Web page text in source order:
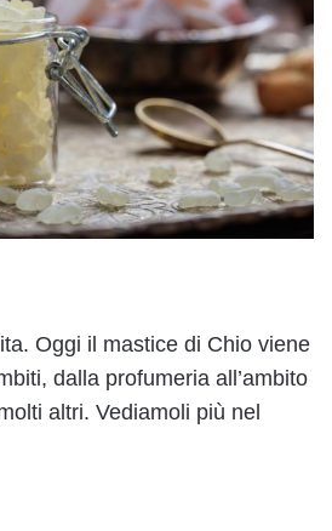
Oggi il mastice di Chio viene
dalla profumeria all’ambito
altri. Vediamoli più nel